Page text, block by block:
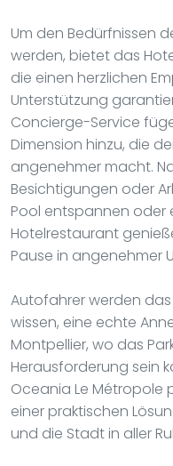
Um den Bedürfnissen
werden, bietet das
die einen herzlichen
Unterstützung
Concierge-Service
Dimension hinzu, die
angenehmer macht.
Besichtigungen oder
Pool entspannen oder
Hotelrestaurant
Pause in angenehmer
Autofahrer werden
wissen, eine echte
Montpellier, wo das
Herausforderung sein
Oceania Le Métropole
einer praktischen
und die Stadt in aller